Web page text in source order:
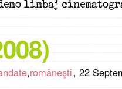
limbaj
,româneşti, 22